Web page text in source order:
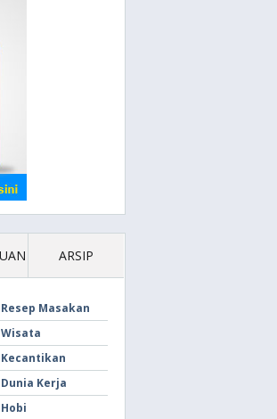
ARSIP
Resep Masakan
Wisata
Kecantikan
Dunia Kerja
Hobi